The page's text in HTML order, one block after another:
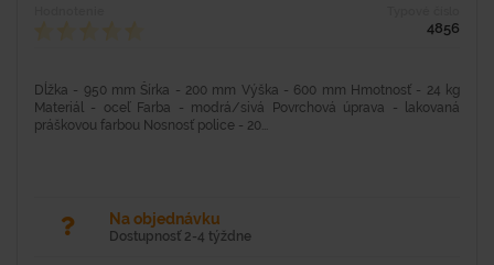
4856
Dĺžka - 950 mm Šírka - 200 mm Výška - 600 mm Hmotnosť - 24 kg
Materiál - oceľ Farba - modrá/sivá Povrchová úprava - lakovaná
práškovou farbou Nosnosť police - 20...
Na objednávku
Dostupnosť 2-4 týždne